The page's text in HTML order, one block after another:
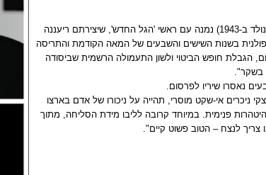
רישרד קריניצקי (נולד ב-1943) נמנה עם ראשי 'הגל החדש', שיצירתם ריעננה
בשנות השישים והשבעים של המאה הקודמת והתריסה
הגבלת חופש הביטוי ולשון התעמולה הרשמית שביסודה
בשקר".
נאסרו שיריו לפרסום.
ניכרים אי-שקט מוסרי, תהייה על ניכורו של אדם בארצו
פנימית. במיוחד קרובה לליבו מידת הסליחה, מתוך
צריך לנצח – הטוב פשוט קיים".